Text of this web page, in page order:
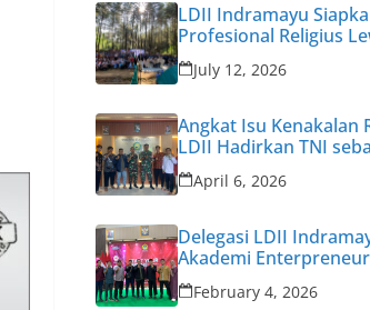
LDII Indramayu
Profesional Religius
Permata CAI ke-47
July 12, 2026
Angkat Isu Kenakalan
LDII Hadirkan TNI
Narasumber
April 6, 2026
Delegasi LDII
Akademi
Cetak Enterpreneur
February 4, 2026